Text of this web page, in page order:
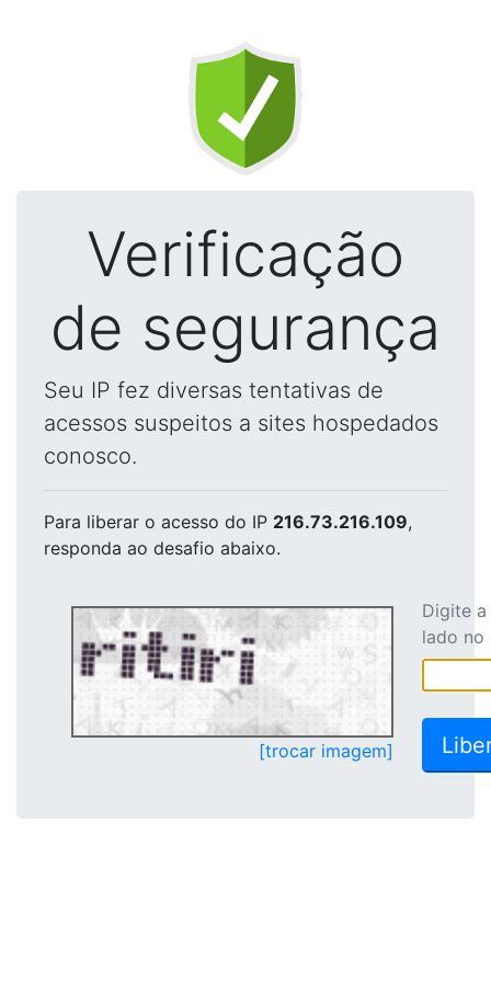
Verificação
de segurança
Seu IP fez diversas tentativas de
acessos suspeitos a sites hospedados
conosco.
Para liberar o acesso do IP 216.73.216.109,
responda ao desafio abaixo.
[trocar imagem]
Digite
lado no